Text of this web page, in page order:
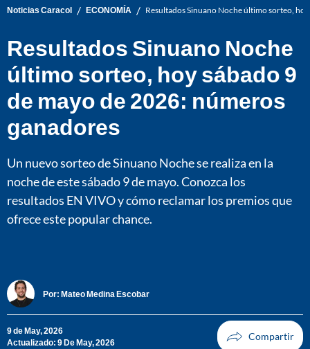
Noticias Caracol / ECONOMÍA / Resultados Sinuano Noche último sorteo,
Resultados Sinuano Noche
último sorteo, hoy sábado 9
de mayo de 2026: números
ganadores
Un nuevo sorteo de Sinuano Noche se realiza en la
noche de este sábado 9 de mayo. Conozca los
resultados EN VIVO y cómo reclamar los premios que
ofrece este popular chance.
Por: Mateo Medina Escobar
9 de May, 2026
Actualizado: 9 De May, 2026